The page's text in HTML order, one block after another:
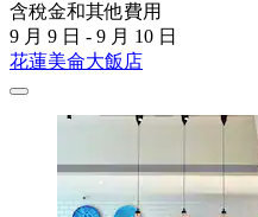
含稅金和其他費用
9 月 9 日 - 9 月 10 日
花蓮美侖大飯店